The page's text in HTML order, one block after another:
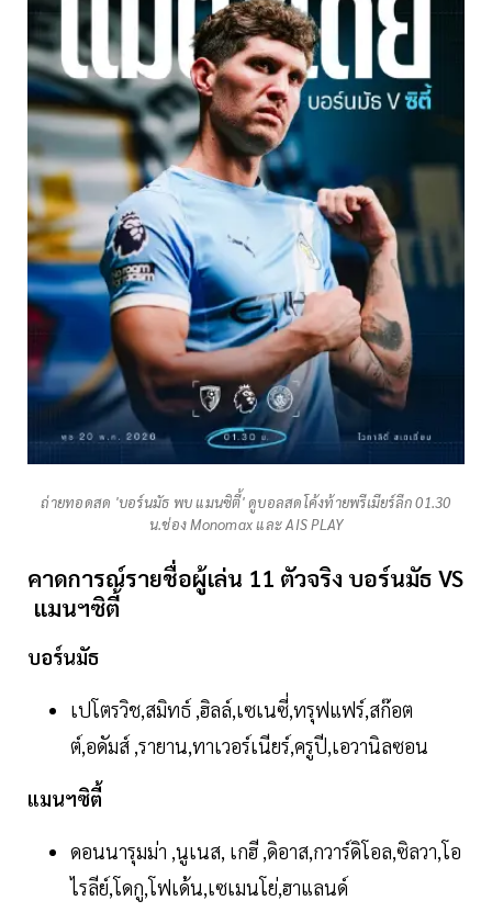
ถ่ายทอดสด 'บอร์นมัธ พบ แมนซิตี้' ดูบอลสดโค้งท้ายพรีเมียร์ลีก 01.30
น.ช่อง Monomax และ AIS PLAY
คาดการณ์รายชื่อผู้เล่น 11 ตัวจริง บอร์นมัธ VS
แมนฯซิตี้
บอร์นมัธ
เปโตรวิช,สมิทธ์ ,ฮิลล์,เซเนซี่,ทรุฟแฟร์,สก๊อต
ต์,อดัมส์ ,รายาน,ทาเวอร์เนียร์,ครูปี,เอวานิลซอน
แมนฯซิตี้
ดอนนารุมม่า ,นูเนส, เกฮี ,ดิอาส,กวาร์ดิโอล,ซิลวา,โอ
ไรลีย์,โดกู,โฟเด้น,เซเมนโย่,ฮาแลนด์